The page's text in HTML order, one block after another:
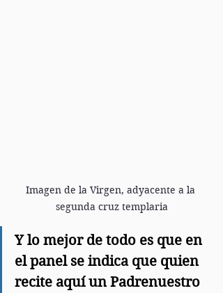
Imagen de la Virgen, adyacente a la
segunda cruz templaria
Y lo mejor de todo es que en
el panel se indica que quien
recite aquí un Padrenuestro